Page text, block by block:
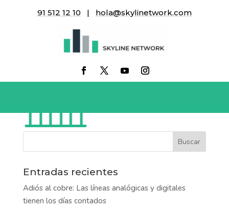
91 512 12 10 | hola@skylinetwork.com
control-estadisticas
Entradas recientes
Adiós al cobre: Las líneas analógicas y digitales
tienen los días contados